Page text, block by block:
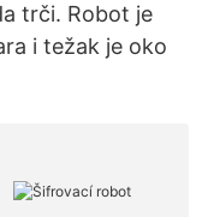
trči. Robot je
i težak je oko